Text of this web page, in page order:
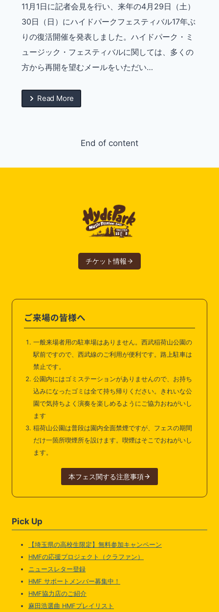
11月1日に記者会見を行い、来年の4月29日（土）
30日（日）にハイドパークフェスティバル17年ぶ
りの復活開催を発表しました。ハイドパーク・ミ
ュージック・フェスティバルに関しては、多くの
方から再開を望むメールをいただい…
Read More
End of content
チケット情報
ご来場の皆様へ
一般来場者用の駐車場はありません。西武稲荷山公園の
駅前ですので、西武線のご利用が便利です。路上駐車は
禁止です。
公園内にはゴミステーションがありませんので、お持ち
込みになったゴミは全て持ち帰りください。きれいな公
園で気持ちよく演奏を楽しめるようにご協力おねがいし
ます
稲荷山公園は普段は園内全面禁煙ですが、フェスの期間
だけ一箇所喫煙所を設けます。喫煙はそこでおねがいし
ます。
本フェス関する注意事項
Pick Up
【埼玉県の高校生限定】無料参加キャンペーン
HMFの応援プロジェクト（クラファン）
ニュースレター登録
HMF サポートメンバー募集中！
HMF協力店のご紹介
麻田浩選曲 HMFプレイリスト